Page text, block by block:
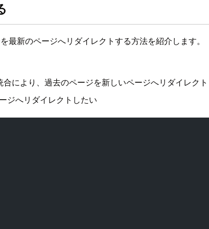
新のページへリダイレクトする方法を紹介します。
により、過去のページを新しいページへリダイレク
ジへリダイレクトしたい